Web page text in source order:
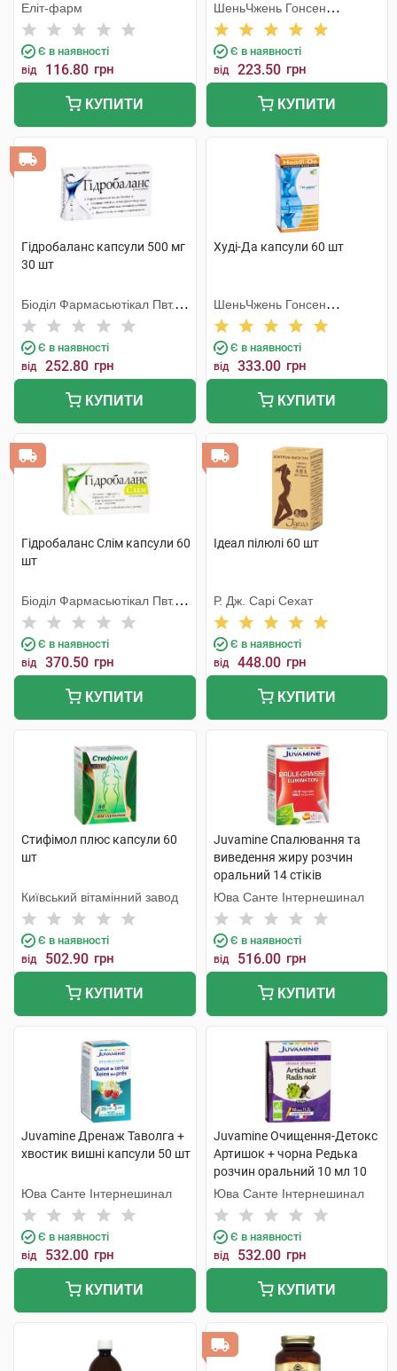
Еліт-фарм
Є в наявності
від 116.80 грн
КУПИТИ
ШеньЧжень Гонсен
Байоледжі Індастрі Ко. Лтд
Є в наявності
від 223.50 грн
КУПИТИ
Гідробаланс капсули 500 мг
30 шт
Біоділ Фармасьютікал Пвт.
Лтд.
Є в наявності
від 252.80 грн
КУПИТИ
Худі-Да капсули 60 шт
ШеньЧжень Гонсен
Байоледжі Індастрі Ко. Лтд
Є в наявності
від 333.00 грн
КУПИТИ
Гідробаланс Слім капсули 60
шт
Біоділ Фармасьютікал Пвт.
Лтд.
Є в наявності
від 370.50 грн
КУПИТИ
Ідеал пілюлі 60 шт
Р. Дж. Сарі Сехат
Є в наявності
від 448.00 грн
КУПИТИ
Стифімол плюс капсули 60
шт
Київський вітамінний завод
Є в наявності
від 502.90 грн
КУПИТИ
Juvamine Спалювання та
виведення жиру розчин
оральний 14 стіків
Юва Санте Інтернешинал
Є в наявності
від 516.00 грн
КУПИТИ
Juvamine Дренаж Таволга +
хвостик вишні капсули 50 шт
Юва Санте Інтернешинал
Є в наявності
від 532.00 грн
КУПИТИ
Juvamine Очищення-Детокс
Артишок + чорна Редька
розчин оральний 10 мл 10
ампул
Юва Санте Інтернешинал
Є в наявності
від 532.00 грн
КУПИТИ